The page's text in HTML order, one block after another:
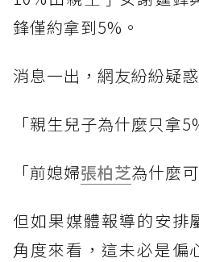
鋒僅約拿到5%。
消息一出，網友紛紛疑惑
「親生兒子為什麼只拿
「前媳婦張柏芝為什麼
但如果媒體報導的安排
角度來看，這未必是偏